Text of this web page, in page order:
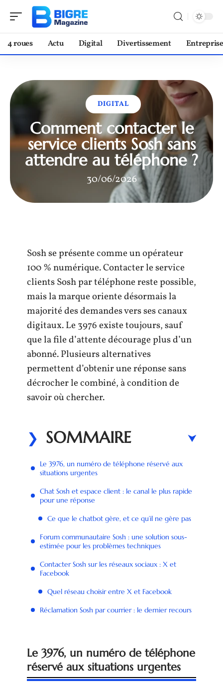
4 roues Actu Digital Divertissement Entreprise
DIGITAL
Comment contacter le
service clients Sosh sans
attendre au téléphone ?
30/06/2026
Sosh se présente comme un opérateur
100 % numérique. Contacter le service
clients Sosh par téléphone reste possible,
mais la marque oriente désormais la
majorité des demandes vers ses canaux
digitaux. Le 3976 existe toujours, sauf
que la file d’attente décourage plus d’un
abonné. Plusieurs alternatives
permettent d’obtenir une réponse sans
décrocher le combiné, à condition de
savoir où chercher.
SOMMAIRE
Le 3976, un numéro de téléphone réservé aux
situations urgentes
Chat Sosh et espace client : le canal le plus rapide
pour une réponse
Ce que le chatbot gère, et ce qu’il ne gère pas
Forum communautaire Sosh : une solution sous-
estimée pour les problèmes techniques
Contacter Sosh sur les réseaux sociaux : X et
Facebook
Quel réseau choisir entre X et Facebook
Réclamation Sosh par courrier : le dernier recours
Le 3976, un numéro de téléphone
réservé aux situations urgentes